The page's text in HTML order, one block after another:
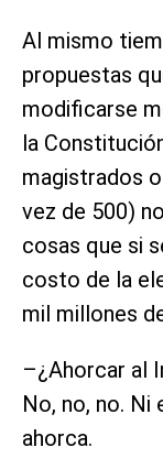
Al mismo
propuestas
modificarse
la
magistrados
vez de 500)
cosas que si
costo de la
mil millones
–¿Ahorcar al
No, no, no. Ni
ahorca.